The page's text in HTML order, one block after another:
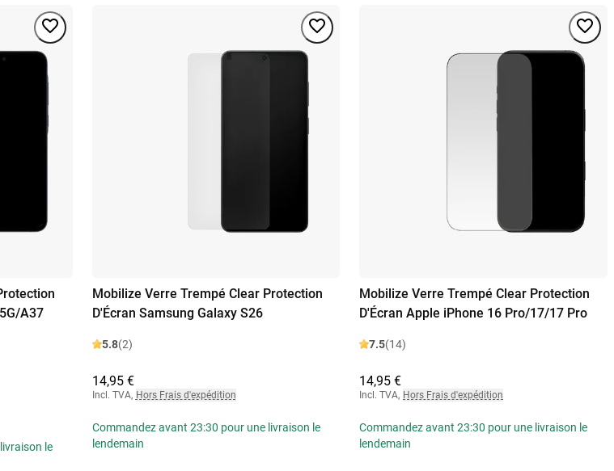
A37
le
Mobilize Verre Trempé Clear Protection
D'Écran Samsung Galaxy S26
5.8(2)
14,95 €
Incl. TVA, Hors Frais d'expédition
Commandez avant 23:30 pour une livraison le
lendemain
Mobilize Verre Trempé Clear Protection
D'Écran Apple iPhone 16 Pro/17/17 Pro
7.5(14)
14,95 €
Incl. TVA, Hors Frais d'expédition
Commandez avant 23:30 pour une livraison le
lendemain